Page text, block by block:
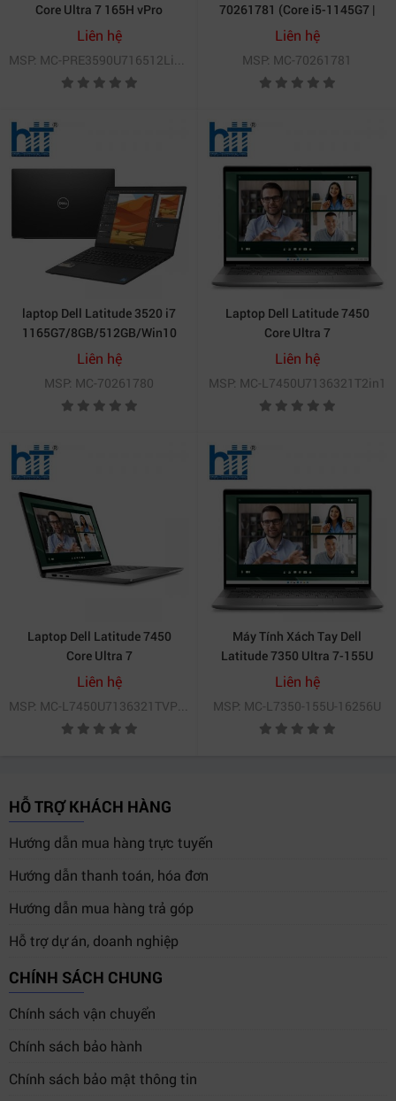
Core Ultra 7 165H vPro
PRE3590U716512Linux
Liên hệ
MSP: MC-PRE3590U716512Linux
70261781 (Core i5-1145G7 |
16GB | 512GB | Intel Iris Xe | 14
inch FHD+ | Windows 10 Pro |
Xám)
Liên hệ
MSP: MC-70261781
laptop Dell Latitude 3520 i7
1165G7/8GB/512GB/Win10
Pro (70261780)
Liên hệ
MSP: MC-70261780
Laptop Dell Latitude 7450
Core Ultra 7
L7450U7136321T2in1 (165U
vPro/ 32GB/ 1T SSD PCIE)
Liên hệ
MSP: MC-L7450U7136321T2in1
Laptop Dell Latitude 7450
Core Ultra 7
L7450U7136321TVPRO (165U
vPro/ 32GB/ 1T SSD PCIE)
Liên hệ
MSP: MC-L7450U7136321TVPRO
Máy Tính Xách Tay Dell
Latitude 7350 Ultra 7-155U
vPro/16G LPDDR5/256GB
SSD/13.3" FHD/Ubuntu
(L7350-155U-16256U)
Liên hệ
MSP: MC-L7350-155U-16256U
HỖ TRỢ KHÁCH HÀNG
Hướng dẫn mua hàng trực tuyến
Hướng dẫn thanh toán, hóa đơn
Hướng dẫn mua hàng trả góp
Hỗ trợ dự án, doanh nghiệp
CHÍNH SÁCH CHUNG
Chính sách vận chuyển
Chính sách bảo hành
Chính sách bảo mật thông tin